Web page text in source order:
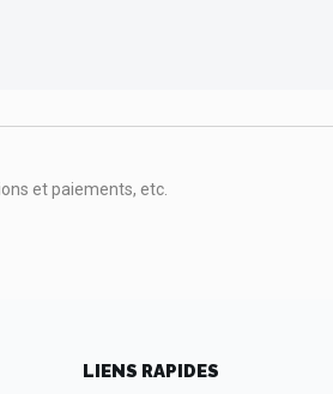
et paiements, etc.
LIENS RAPIDES